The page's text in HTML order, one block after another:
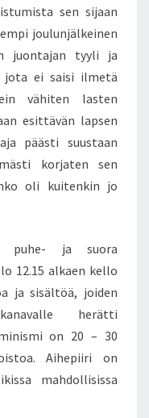
sen sijaan
joulunjälkeinen
juontajan tyyli ja
jota ei saisi ilmetä
vähiten lasten
esittävän lapsen
päästi suustaan
korjaten sen
oli kuitenkin jo
puhe- ja suora
12.15 alkaen kello
ja sisältöä, joiden
herätti
on 20 – 30
Aihepiiri on
mahdollisissa